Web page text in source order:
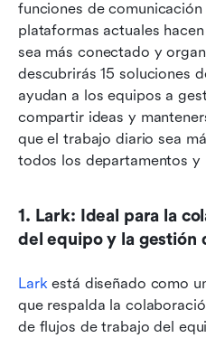
funciones de
plataformas actuales
sea más conectado y
descubrirás 15 soluciones
ayudan a los equipos a
compartir ideas y
que el trabajo diario sea
todos los departamentos y
1. Lark: Ideal para la
del equipo y la gestión
Lark está diseñado como
que respalda la
de flujos de trabajo del